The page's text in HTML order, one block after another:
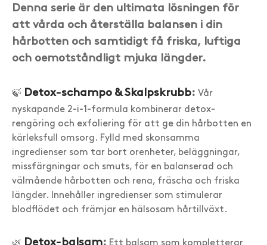
Denna serie är den ultimata lösningen för
att vårda och återställa balansen i din
hårbotten och samtidigt få friska, luftiga
och oemotståndligt mjuka längder.
🍃 Detox-schampo & Skalpskrubb: Vår
nyskapande 2-i-1-formula kombinerar detox-
rengöring och exfoliering för att ge din hårbotten en
kärleksfull omsorg. Fylld med skonsamma
ingredienser som tar bort orenheter, beläggningar,
missfärgningar och smuts, för en balanserad och
välmående hårbotten och rena, fräscha och friska
längder. Innehåller ingredienser som stimulerar
blodflödet och främjar en hälsosam hårtillväxt.